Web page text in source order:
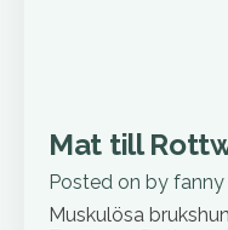
Mat till
Posted on by fanny
Muskulösa